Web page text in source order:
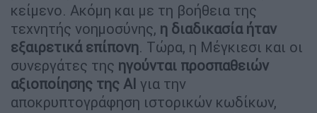
κείμενο. Ακόμη και με τη βοήθεια της
τεχνητής νοημοσύνης, η διαδικασία ήταν
εξαιρετικά επίπονη. Τώρα, η Μέγκιεσι και οι
συνεργάτες της ηγούνται προσπαθειών
αξιοποίησης της AI για την
αποκρυπτογράφηση ιστορικών κωδίκων,